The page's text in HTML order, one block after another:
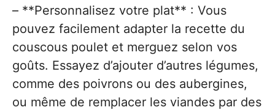
– **Personnalisez votre plat** : Vous
pouvez facilement adapter la recette du
couscous poulet et merguez selon vos
goûts. Essayez d’ajouter d’autres légumes,
comme des poivrons ou des aubergines,
ou même de remplacer les viandes par des